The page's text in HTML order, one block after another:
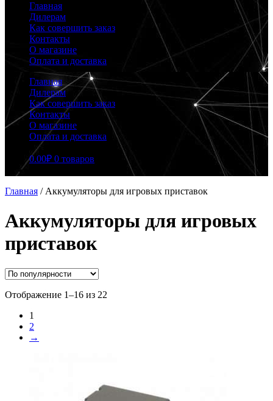
Главная
Дилерам
Как совершить заказ
Контакты
О магазине
Оплата и доставка
Главная
Дилерам
Как совершить заказ
Контакты
О магазине
Оплата и доставка
0.00₽ 0 товаров
Главная / Аккумуляторы для игровых приставок
Аккумуляторы для игровых
приставок
Отображение 1–16 из 22
1
2
→